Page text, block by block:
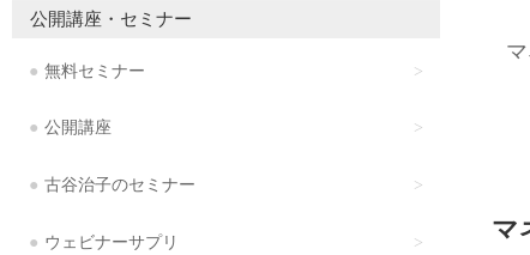
公開講座・セミナー
無料セミナー
公開講座
古谷治子のセミナー
ウェビナーサプリ マ